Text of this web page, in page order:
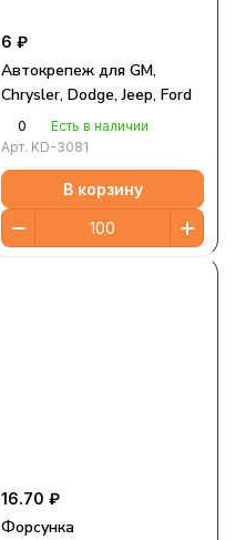
6 ₽
Автокрепеж для GM,
Chrysler, Dodge, Jeep, Ford
0
Есть в наличии
Арт. KD-3081
В корзину
16.70 ₽
Форсунка